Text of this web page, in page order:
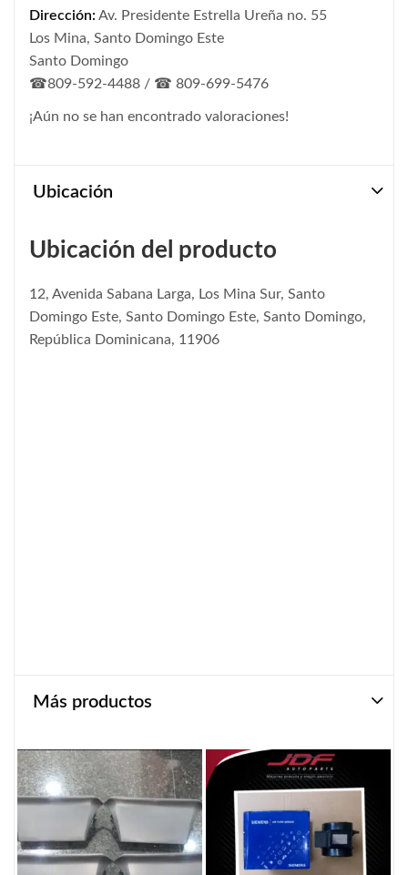
Dirección: Av. Presidente Estrella Ureña no. 55
Los Mina, Santo Domingo Este
Santo Domingo
☎809-592-4488 / ☎ 809-699-5476
¡Aún no se han encontrado valoraciones!
Ubicación
Ubicación del producto
12, Avenida Sabana Larga, Los Mina Sur, Santo
Domingo Este, Santo Domingo Este, Santo Domingo,
República Dominicana, 11906
Más productos